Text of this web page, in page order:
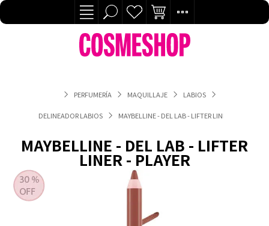
PERFUMERÍA MAQUILLAJE LABIOS
DELINEADOR LABIOS MAYBELLINE - DEL LAB - LIFTER LINER - PLAYER
MAYBELLINE - DEL LAB - LIFTER
LINER - PLAYER